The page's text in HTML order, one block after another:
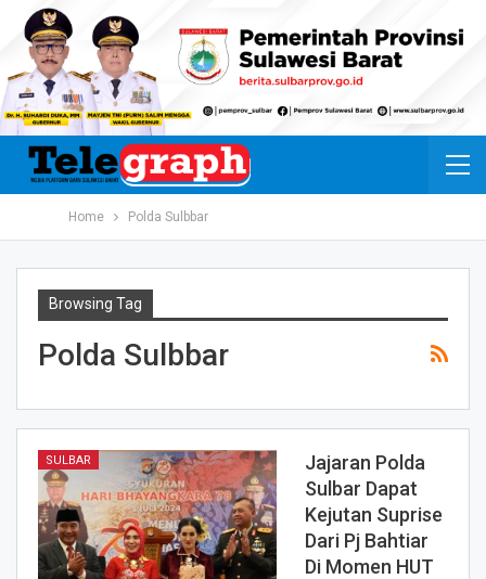
Home Polda Sulbbar
Browsing Tag
Polda Sulbbar
SULBAR
Jajaran Polda
Sulbar Dapat
Kejutan Suprise
Dari Pj Bahtiar
Di Momen HUT